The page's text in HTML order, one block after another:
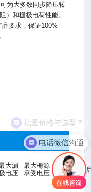
为大多数同步降压转
）和栅极电荷性能。
要求，保证100%
大漏
电压
最大栅源
承受电压
最大漏
源电流
开
批量价格与选型？
电话微信沟通